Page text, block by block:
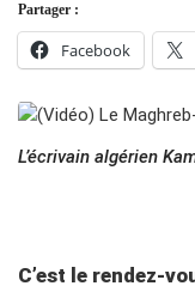
Partager :
Facebook
L’écrivain algérien
C’est le rendez-